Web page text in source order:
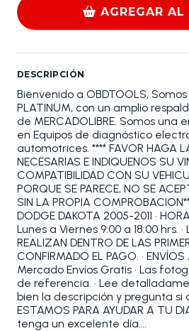
AGREGAR AL
DESCRIPCIÓN
Bienvenido a OBDTOOLS, Somos
PLATINUM, con un amplio
de MERCADOLIBRE. Somos una
en Equipos de diagnóstico
automotrices. **** FAVOR HAGA
NECESARIAS E INDIQUENOS SU
COMPATIBILIDAD CON SU
PORQUE SE PARECE, NO SE
SIN LA PROPIA
DODGE DAKOTA 2005-2011 •
Lunes a Viernes 9:00 a 18:00 hrs. •
REALIZAN DENTRO DE LAS
CONFIRMADO EL PAGO. •
Mercado Envíos Gratis • Las
de referencia. • Lee
bien la descripción y pregunta si
ESTAMOS PARA AYUDAR A TU
tenga un excelente día….